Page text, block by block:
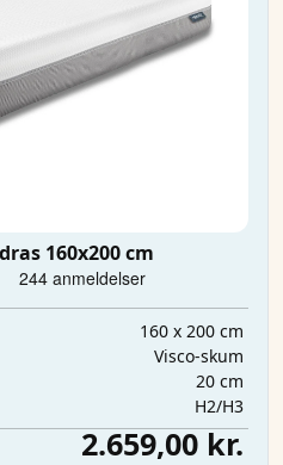
160x200 cm
160 x 200 cm
Visco-skum
20 cm
H2/H3
2.659,00 kr.